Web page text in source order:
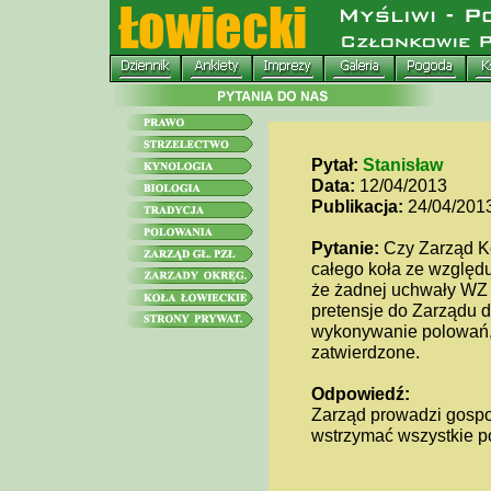
Pytał: Stanisław
Data: 12/04/2013
Publikacja: 24/04/
Pytanie: Czy Zarząd
całego koła ze
że żadnej uchwały
pretensje do Zarządu
wykonywanie
zatwierdzone.
Odpowiedź:
Zarząd prowadzi
wstrzymać wszystkie